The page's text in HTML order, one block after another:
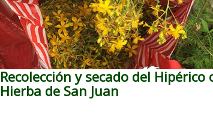
Recolección y secado del Hipérico
Hierba de San Juan